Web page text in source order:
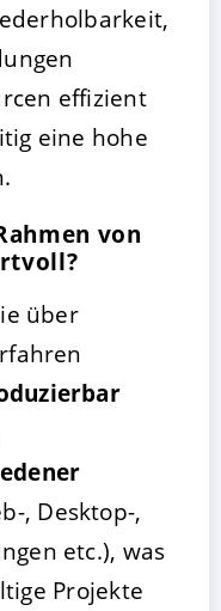
effizient
eine hohe
von
über
, Desktop-,
etc.), was
Projekte